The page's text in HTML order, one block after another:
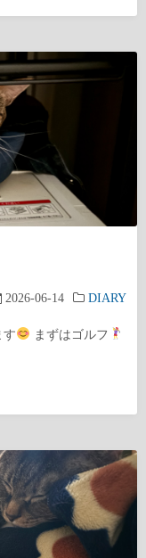
2026-06-14 DIARY
す
まずはゴルフ